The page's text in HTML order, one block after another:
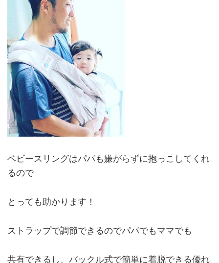
ベビースリングはパパも嫌がらずに抱っこしてくれ
るので
とっても助かります！
ストラップで調節できるのでパパでもママでも
共有できるし、バックル式で簡単に着脱できる優れ